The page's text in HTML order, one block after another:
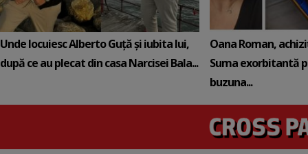
Unde locuiesc Alberto Guță și iubita lui,
după ce au plecat din casa Narcisei Bala...
Oana Roman,
Suma exorbitantă
buzuna...